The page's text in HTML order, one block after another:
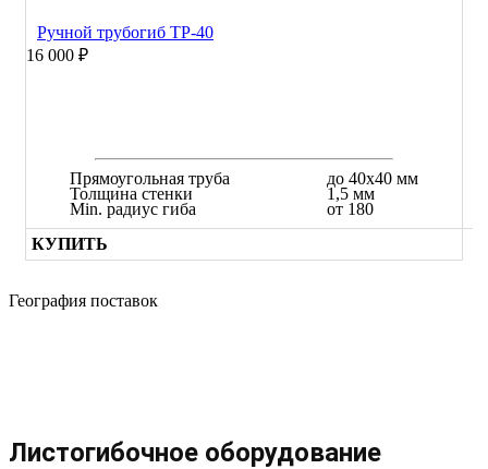
Ручной трубогиб ТР-40
16 000 ₽
Прямоугольная труба
Толщина стенки
Min. радиус гиба
до 40х40 мм
1,5 мм
от 180
КУПИТЬ
География поставок
Листогибочное оборудование